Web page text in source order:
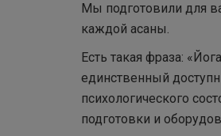
Мы подготовили для
каждой асаны.
Есть такая фраза:
единственный
психологического
подготовки и